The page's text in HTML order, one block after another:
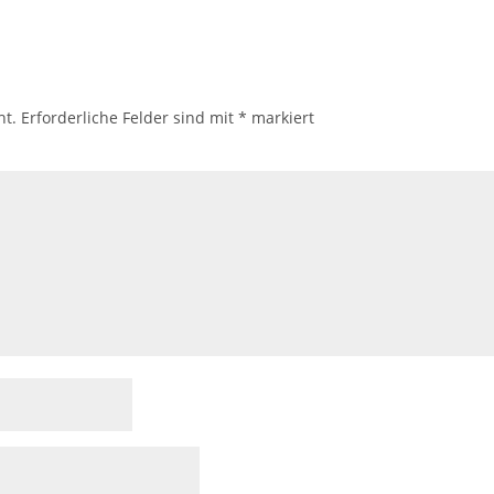
Erforderliche Felder sind mit* markiert